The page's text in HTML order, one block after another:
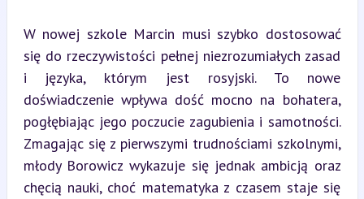
W nowej szkole Marcin musi szybko dostosować
się do rzeczywistości pełnej niezrozumiałych zasad
i języka, którym jest rosyjski. To nowe
doświadczenie wpływa dość mocno na bohatera,
pogłębiając jego poczucie zagubienia i samotności.
Zmagając się z pierwszymi trudnościami szkolnymi,
młody Borowicz wykazuje się jednak ambicją oraz
chęcią nauki, choć matematyka z czasem staje się